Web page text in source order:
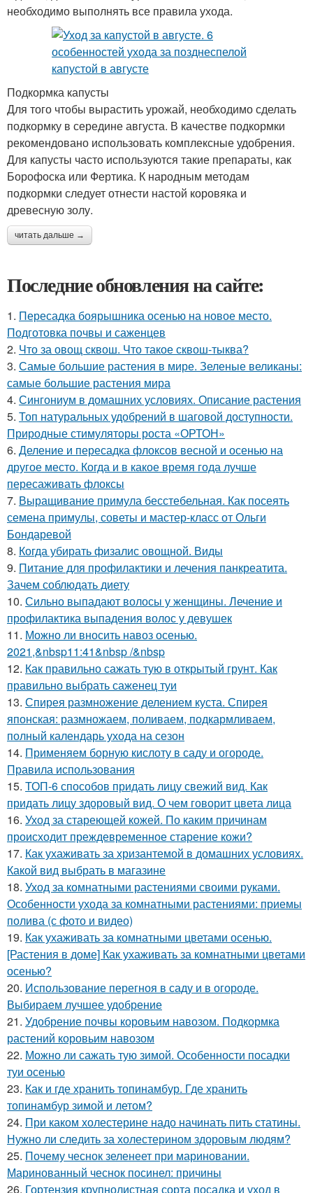
необходимо выполнять все правила ухода.
Подкормка капусты
Для того чтобы вырастить урожай, необходимо сделать
подкормку в середине августа. В качестве подкормки
рекомендовано использовать комплексные удобрения.
Для капусты часто используются такие препараты, как
Борофоска или Фертика. К народным методам
подкормки следует отнести настой коровяка и
древесную золу.
читать дальше →
Последние обновления на сайте:
1. Пересадка боярышника осенью на новое место.
Подготовка почвы и саженцев
2. Что за овощ сквош. Что такое сквош-тыква?
3. Самые большие растения в мире. Зеленые великаны:
самые большие растения мира
4. Сингониум в домашних условиях. Описание растения
5. Топ натуральных удобрений в шаговой доступности.
Природные стимуляторы роста «ОРТОН»
6. Деление и пересадка флоксов весной и осенью на
другое место. Когда и в какое время года лучше
пересаживать флоксы
7. Выращивание примула бесстебельная. Как посеять
семена примулы, советы и мастер-класс от Ольги
Бондаревой
8. Когда убирать физалис овощной. Виды
9. Питание для профилактики и лечения панкреатита.
Зачем соблюдать диету
10. Сильно выпадают волосы у женщины. Лечение и
профилактика выпадения волос у девушек
11. Можно ли вносить навоз осенью.
2021,&nbsp11:41&nbsp /&nbsp
12. Как правильно сажать тую в открытый грунт. Как
правильно выбрать саженец туи
13. Спирея размножение делением куста. Спирея
японская: размножаем, поливаем, подкармливаем,
полный календарь ухода на сезон
14. Применяем борную кислоту в саду и огороде.
Правила использования
15. ТОП-6 способов придать лицу свежий вид. Как
придать лицу здоровый вид. О чем говорит цвета лица
16. Уход за стареющей кожей. По каким причинам
происходит преждевременное старение кожи?
17. Как ухаживать за хризантемой в домашних условиях.
Какой вид выбрать в магазине
18. Уход за комнатными растениями своими руками.
Особенности ухода за комнатными растениями: приемы
полива (с фото и видео)
19. Как ухаживать за комнатными цветами осенью.
[Растения в доме] Как ухаживать за комнатными цветами
осенью?
20. Использование перегноя в саду и в огороде.
Выбираем лучшее удобрение
21. Удобрение почвы коровьим навозом. Подкормка
растений коровьим навозом
22. Можно ли сажать тую зимой. Особенности посадки
туи осенью
23. Как и где хранить топинамбур. Где хранить
топинамбур зимой и летом?
24. При каком холестерине надо начинать пить статины.
Нужно ли следить за холестерином здоровым людям?
25. Почему чеснок зеленеет при мариновании.
Маринованный чеснок посинел: причины
26. Гортензия крупнолистная сорта посадка и уход в